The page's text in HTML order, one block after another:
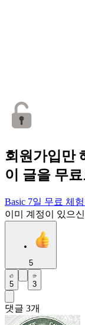
회원가입만
이 글을 무
Basic 7일 무료 체
이미 계정이 있으
5
5 3
댓글 3개